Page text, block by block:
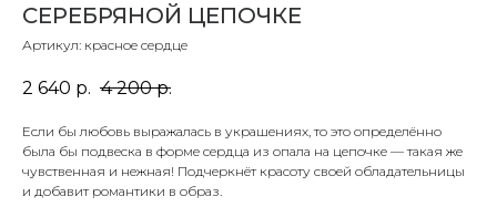
СЕРЕБРЯНОЙ ЦЕПОЧКЕ
Артикул: красное сердце
2 640 р. 4 200 р.
Если бы любовь выражалась в украшениях, то это определённо
была бы подвеска в форме сердца из опала на цепочке — такая же
чувственная и нежная! Подчеркнёт красоту своей обладательницы
и добавит романтики в образ.